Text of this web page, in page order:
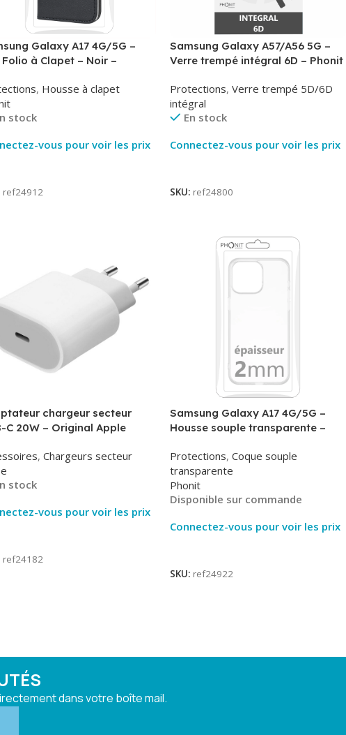
Galaxy A17 4G/5G –
Folio à Clapet – Noir –
, Housse à clapet
stock
vous pour voir les prix
ref24912
Samsung Galaxy A57/A56 5G –
Verre trempé intégral 6D – Phonit
Protections, Verre trempé 5D/6D
intégral
En stock
Connectez-vous pour voir les prix
SKU: ref24800
chargeur secteur
C 20W – Original Apple
, Chargeurs secteur
stock
vous pour voir les prix
ref24182
Samsung Galaxy A17 4G/5G –
Housse souple transparente –
Protections, Coque souple
transparente
Phonit
Disponible sur commande
Connectez-vous pour voir les prix
SKU: ref24922
dans votre boîte mail.